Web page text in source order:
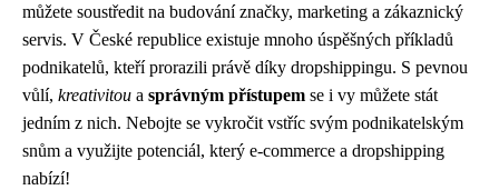
můžete soustředit na budování značky, marketing a zákaznický
servis. V České republice existuje mnoho úspěšných příkladů
podnikatelů, kteří prorazili právě díky dropshippingu. S pevnou
vůlí, kreativitou a správným přístupem se i vy můžete stát
jedním z nich. Nebojte se vykročit vstříc svým podnikatelským
snům a využijte potenciál, který e-commerce a dropshipping
nabízí!